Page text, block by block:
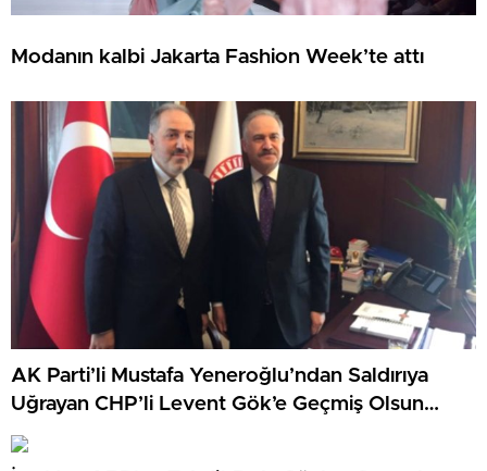
Modanın kalbi Jakarta Fashion Week’te attı
AK Parti’li Mustafa Yeneroğlu’ndan Saldırıya
Uğrayan CHP’li Levent Gök’e Geçmiş Olsun
Ziyareti